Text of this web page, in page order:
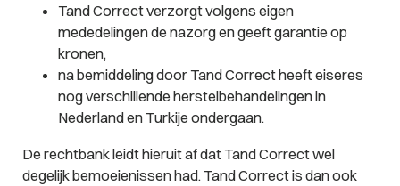
Tand Correct verzorgt volgens eigen
mededelingen de nazorg en geeft garantie op
kronen,
na bemiddeling door Tand Correct heeft eiseres
nog verschillende herstelbehandelingen in
Nederland en Turkije ondergaan.
De rechtbank leidt hieruit af dat Tand Correct wel
degelijk bemoeienissen had. Tand Correct is dan ook